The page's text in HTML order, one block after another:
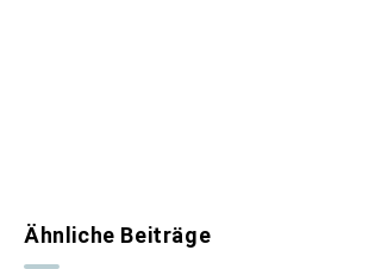
Ähnliche Beiträge